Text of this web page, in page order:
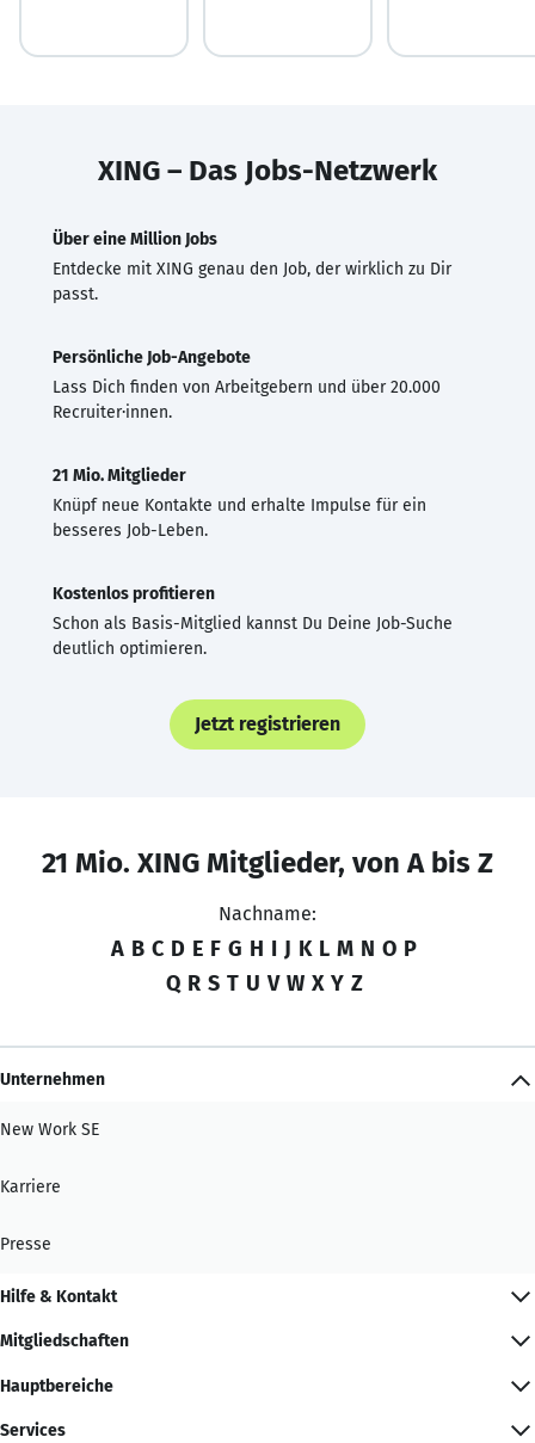
XING – Das Jobs-Netzwerk
Über eine Million Jobs
Entdecke mit XING genau den Job, der wirklich zu Dir
passt.
Persönliche Job-Angebote
Lass Dich finden von Arbeitgebern und über 20.000
Recruiter·innen.
21 Mio. Mitglieder
Knüpf neue Kontakte und erhalte Impulse für ein
besseres Job-Leben.
Kostenlos profitieren
Schon als Basis-Mitglied kannst Du Deine Job-Suche
deutlich optimieren.
Jetzt registrieren
21 Mio. XING Mitglieder, von A bis Z
Nachname:
A B C D E F G H I J K L M N O P
Q R S T U V W X Y Z
Unternehmen
New Work SE
Karriere
Presse
Hilfe & Kontakt
Mitgliedschaften
Hauptbereiche
Services